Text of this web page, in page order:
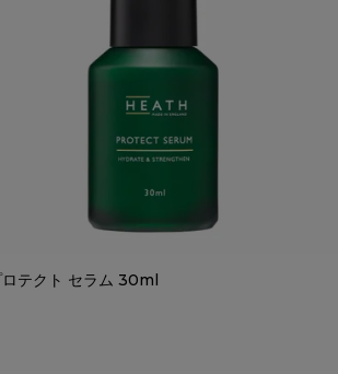
ロテクト セラム 30ml